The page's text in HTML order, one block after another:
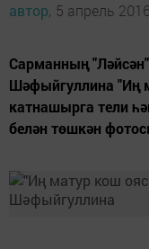
автор, 5 апрель
Сарманның
Шәфыйгуллина "Иң
катнашырга тели
белән төшкән